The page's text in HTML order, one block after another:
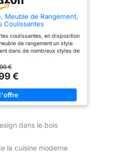
l’assemblage se fait sans
difficulté. Pour un montage plus
il est conseillé de monter cette
armoire de rangement à deux
Meuble de Rangement,
Coulissantes
coulissantes, en disposition
de rangement un style
dans de nombreux styles de
flexible] Ce buffet dispose
sont réglables en hauteur
les enlever) pour des objets
de 33 x 100 cm accueille vos
panneaux d’aggloméré et en
et robuste. Les pieds réglables
kit anti-basculement assure
meuble TV ou dans votre
est un jeu d'enfant. En
€
€
dans le bois
la cuisine moderne